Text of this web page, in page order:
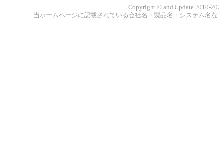
Copyright © and Update 2010-
当ホームページに記載されている会社名・製品名・システム名